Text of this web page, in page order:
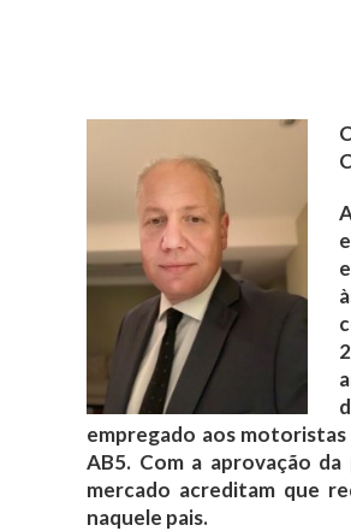
empregado aos
AB5. Com a aprovação
mercado acreditam que
naquele pais.